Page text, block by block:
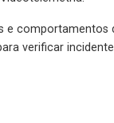
e comportamentos
verificar